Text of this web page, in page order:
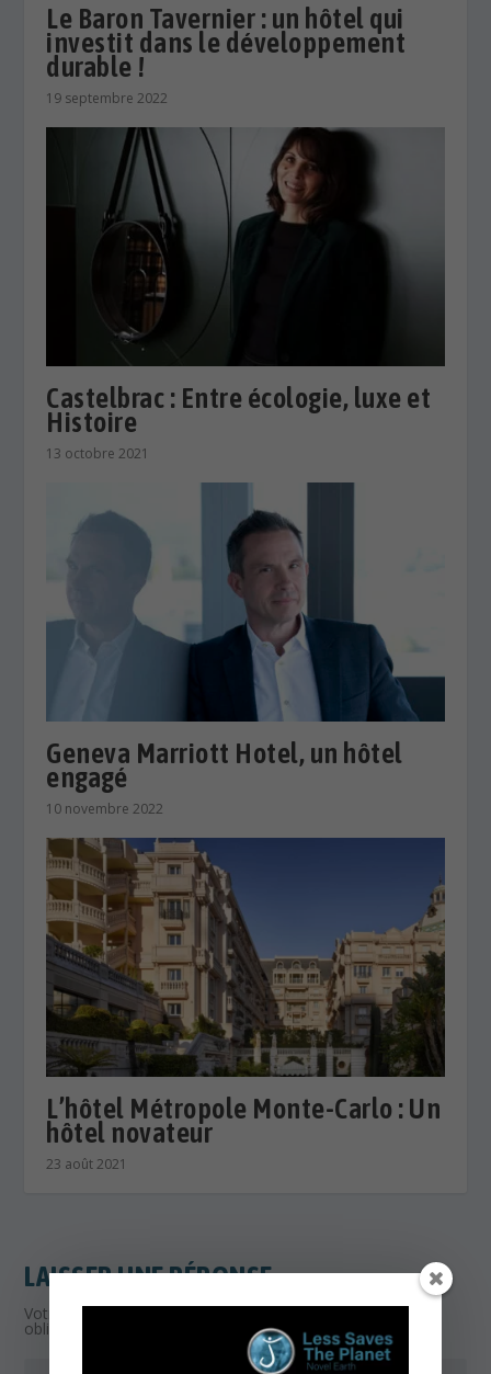
Le Baron Tavernier : un hôtel qui
investit dans le développement
durable !
19 septembre 2022
Castelbrac : Entre écologie, luxe et
Histoire
13 octobre 2021
Geneva Marriott Hotel, un hôtel
engagé
10 novembre 2022
L’hôtel Métropole Monte-Carlo : Un
hôtel novateur
23 août 2021
LAISSER UNE RÉPONSE
Votre adresse e-mail ne sera pas publiée. Les champs
obligatoires sont indiqués avec *